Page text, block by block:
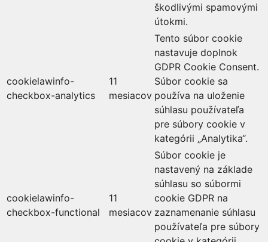
škodlivými spamovými
útokmi.
cookielawinfo-
checkbox-analytics
11
mesiacov
Tento súbor cookie
nastavuje doplnok
GDPR Cookie Consent.
Súbor cookie sa
používa na uloženie
súhlasu používateľa
pre súbory cookie v
kategórii „Analytika“.
cookielawinfo-
checkbox-functional
11
mesiacov
Súbor cookie je
nastavený na základe
súhlasu so súbormi
cookie GDPR na
zaznamenanie súhlasu
používateľa pre súbory